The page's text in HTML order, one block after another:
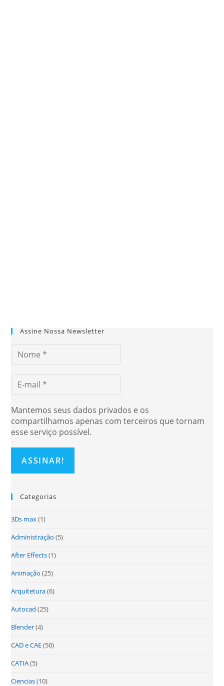
Assine Nossa Newsletter
Mantemos seus dados privados e os
compartilhamos apenas com terceiros que tornam
esse serviço possível.
Categorias
3Ds max(1)
Administração (5)
After Effects(1)
Animação (25)
Arquitetura(6)
Autocad (25)
Blender(4)
CAD e CAE(50)
CATIA(5)
Ciencias(10)